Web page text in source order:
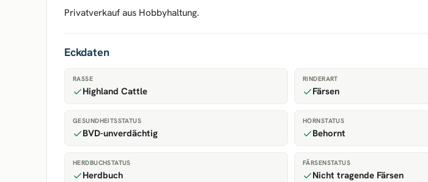
Privatverkauf aus Hobbyhaltung.
Eckdaten
RASSE
Highland Cattle
RINDERART
Färsen
GESUNDHEITSSTATUS
BVD-unverdächtig
HORNSTATUS
Behornt
HERDBUCHSTATUS
Herdbuch
FÄRSENSTATUS
Nicht tragende Färsen